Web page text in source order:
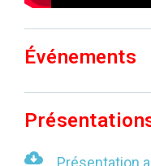
Événements